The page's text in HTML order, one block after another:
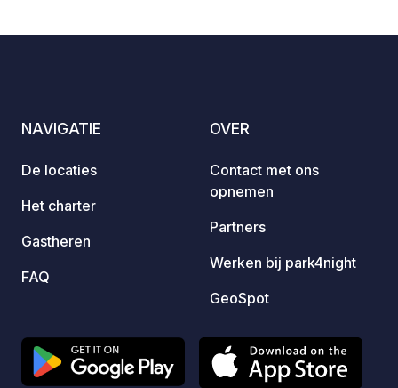
NAVIGATIE
De locaties
Het charter
Gastheren
FAQ
OVER
Contact met ons
opnemen
Partners
Werken bij park4night
GeoSpot